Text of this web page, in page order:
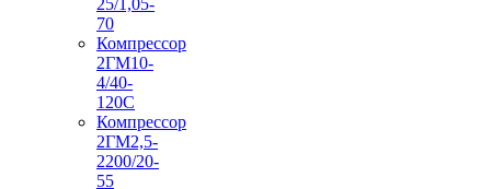
25/1,05-
70
Компрессор
2ГМ10-
4/40-
120С
Компрессор
2ГМ2,5-
2200/20-
55